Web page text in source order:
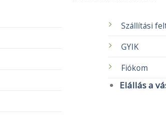
Szállítási
GYIK
Fiókom
Elállás a